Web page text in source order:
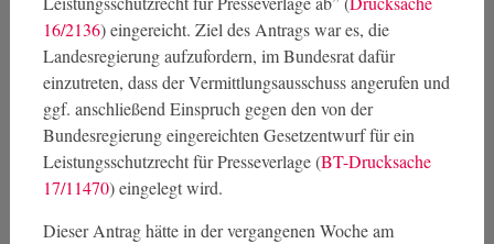
16/2136) eingereicht. Ziel des Antrags war es, die
Landesregierung aufzufordern, im Bundesrat dafür
einzutreten, dass der Vermittlungsausschuss angerufen und
ggf. anschließend Einspruch gegen den von der
Bundesregierung eingereichten Gesetzentwurf für ein
Leistungsschutzrecht für Presseverlage (BT-Drucksache
17/11470) eingelegt wird.
Dieser Antrag hätte in der vergangenen Woche am